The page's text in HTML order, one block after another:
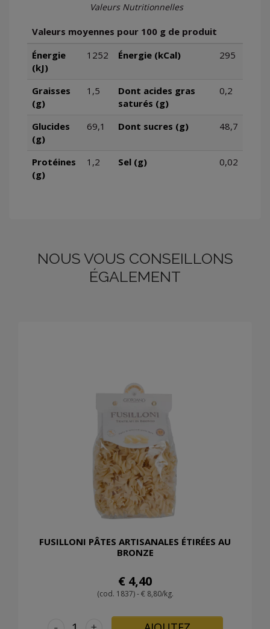
Valeurs Nutritionnelles
Valeurs moyennes pour 100 g de produit
Énergie
(kJ)
1252 Énergie (kCal) 295
Graisses
(g)
1,5
Dont acides gras
saturés (g)
0,2
Glucides
(g)
69,1 Dont sucres (g) 48,7
Protéines
(g)
1,2 Sel (g) 0,02
NOUS VOUS CONSEILLONS
ÉGALEMENT
FUSILLONI PÂTES ARTISANALES ÉTIRÉES AU
BRONZE
€ 4,40
(cod. 1837) - € 8,80/kg.